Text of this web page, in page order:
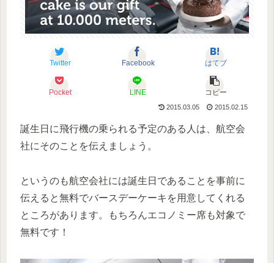
Twitter Facebook はてブ
Pocket LINE コピー
2015.03.05 2015.02.15
誕生日に飛行機の乗られる予定のある人は、航空会
社にそのことを伝えましょう。
というのも航空会社には誕生日であることを事前に
伝えると無料でバースデーケーキを用意してくれる
ところがあります。もちろんエコノミー席も対象で
無料です！